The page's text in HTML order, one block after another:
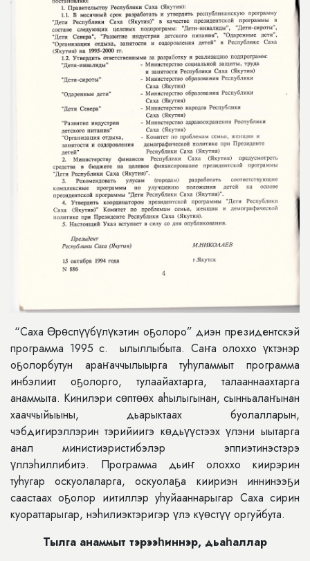
“Саха Өрөспүүбүлүкэтин оҕолоро” диэн президентскэй
программа 1995 с. ылыллыбыта. Саҥа олоххо үктэнэр
оҕолорбутун араҥаччылыырга туhуламмыт программа
инбэлиит оҕолорго, тулаайахтарга, талааннаахтарга
анаммыта. Кинилэри сɵптɵɵх аhылыгынан, сынньалаҥынан
хааччыйыыны, дьарыктаах буолалларын,
чэбдигирэллэрин тэрийиигэ кɵдьүүстээх үлэни ыытарга
анал министиэристибэлэр эппиэтинэстэрэ
үллэhиллибитэ. Программа дьиҥ олоххо киирэрин
туhугар оскуолаларга, оскуолаҕа киириэн иннинээҕи
саастаах оҕолор иитиллэр уhуйааннарыгар Саха сирин
куораттарыгар, нэhилиэктэригэр үлэ күɵстүү оргуйбута.
Тылга анаммыт тэрээһиннэр, дьаһаллар